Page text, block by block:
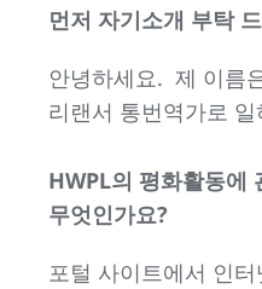
먼저 자기소개 부탁
안녕하세요. 제 이름
리랜서 통번역가로
HWPL의 평화활동에
무엇인가요?
포털 사이트에서 인